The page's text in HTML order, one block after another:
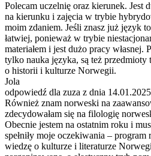
Polecam uczelnię oraz kierunek. Jest
na kierunku i zajęcia w trybie
moim zdaniem. Jeśli znasz już język
łatwiej, ponieważ w trybie
materiałem i jest dużo pracy własnej.
tylko nauka języka, są też przedmioty
o historii i kulturze Norwegii.
Jola
odpowiedź dla zuza z dnia 14.01.2025
Również znam norweski na
zdecydowałam się na filologię
Obecnie jestem na ostatnim roku i
spełniły moje oczekiwania –
wiedzę o kulturze i literaturze